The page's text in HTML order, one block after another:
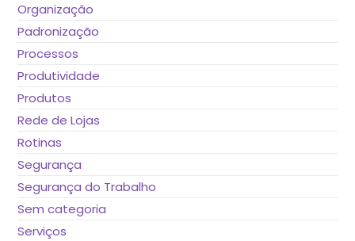
Organização
Padronização
Processos
Produtividade
Produtos
Rede de Lojas
Rotinas
Segurança
Segurança do Trabalho
Sem categoria
Serviços